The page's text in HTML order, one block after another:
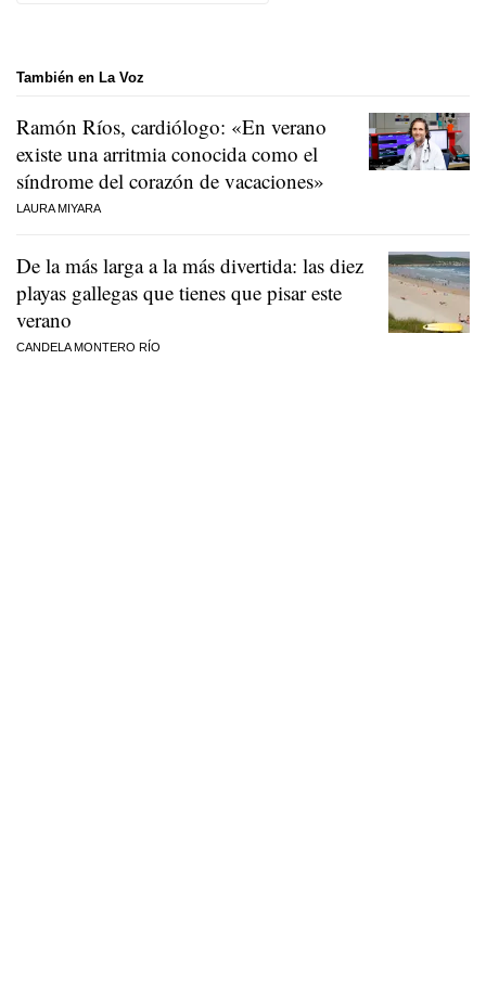
También en La Voz
Ramón Ríos, cardiólogo: «En verano
existe una arritmia conocida como el
síndrome del corazón de vacaciones»
LAURA MIYARA
De la más larga a la más divertida: las diez
playas gallegas que tienes que pisar este
verano
CANDELA MONTERO RÍO